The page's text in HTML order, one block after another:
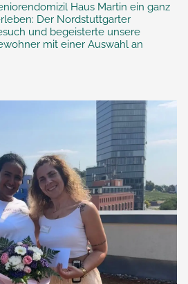
Haus Martin ein ganz
Der Nordstuttgarter
und begeisterte unsere
mit einer Auswahl an